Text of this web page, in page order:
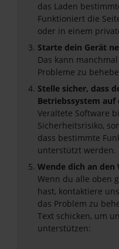
das Laden
Funktioniert die
oder in einem
Starte dein Gerät
Das kann
Probleme zu
Stelle sicher, dass
Betriebssystem auf
Veraltete Software
Sicherheitsrisiko,
dass bestimmte
unterstützt werden.
Wende dich an
Wenn du alle oben
hast, kontaktiere
das Problem zu
Text schicken, um
unterstützen: